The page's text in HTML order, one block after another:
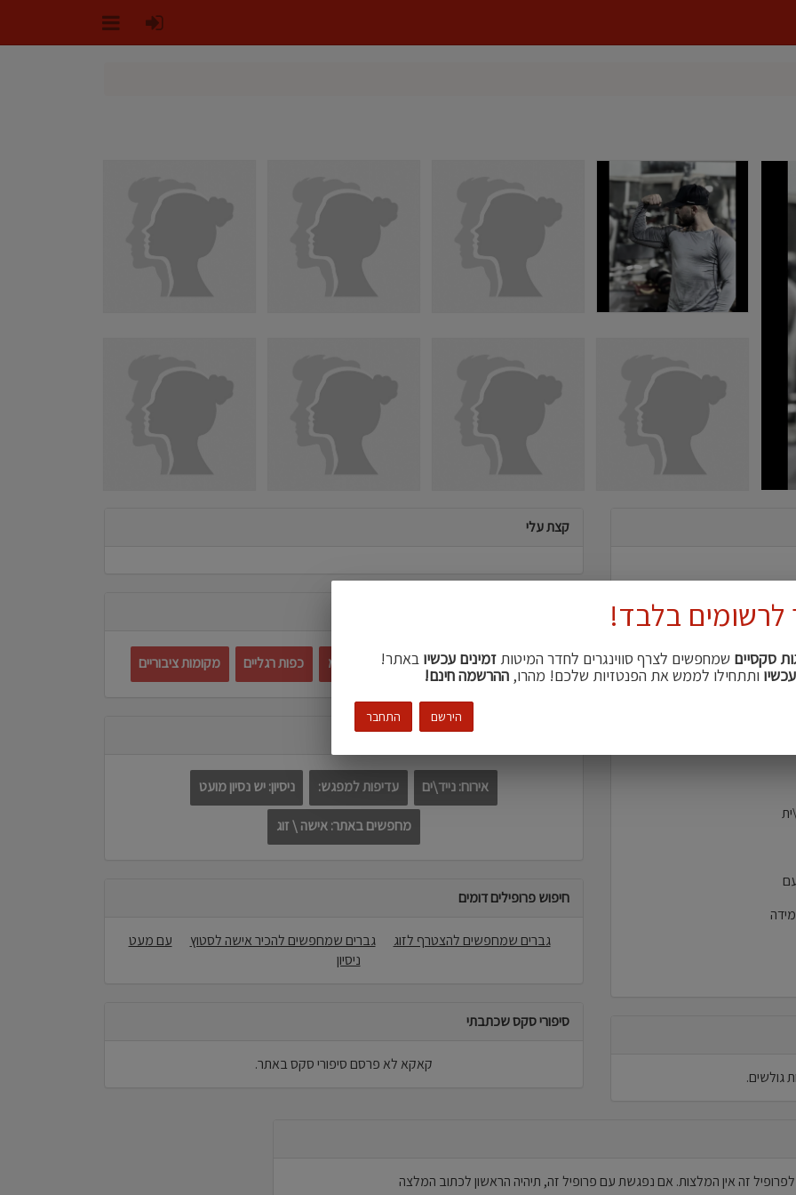
גולשים.
קצת עלי
אוננות הדדית בגדים סקסיים בדס"מ כפות רגליים מקומות ציבוריים
אירוח: נייד\ים עדיפות למפגש: ניסיון: יש נסיון מועט
מחפשים באתר: אישה \ זוג
חיפוש פרופילים דומים
גברים שמחפשים להצטרף לזוג גברים שמחפשים להכיר אישה לסטוץ
עם מעט
ניסיון
סיפורי סקס שכתבתי
קאקא לא פרסם סיפורי סקס באתר.
לפרופיל זה אין המלצות. אם נפגשת עם פרופיל זה, תיהיה הראשון לכתוב המלצה
לרשומים בלבד!
סקסיים שמחפשים לצרף סווינגרים לחדר המיטותזמינים עכשיו באתר!
ותתחילו לממש את הפנטזיות שלכם! מהרו,ההרשמה חינם!
הירשם התחבר